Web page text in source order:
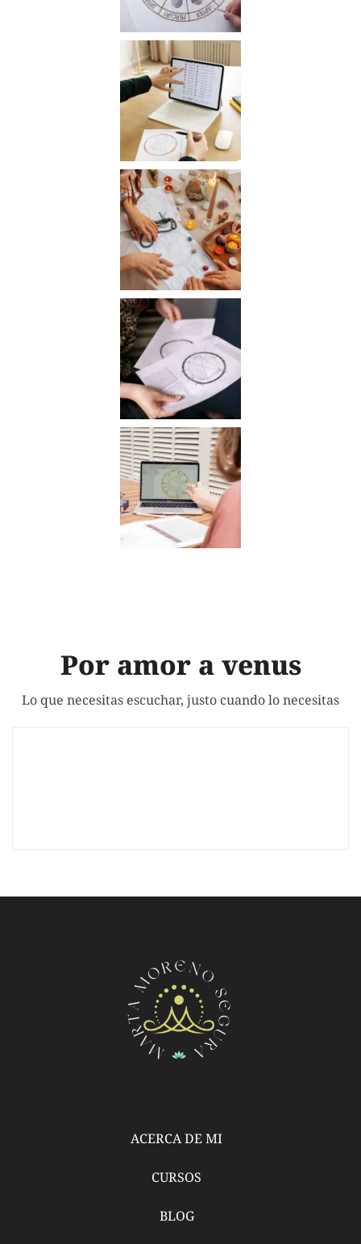
Por amor a venus
Lo que necesitas escuchar, justo cuando lo necesitas
ACERCA DE MI
CURSOS
BLOG